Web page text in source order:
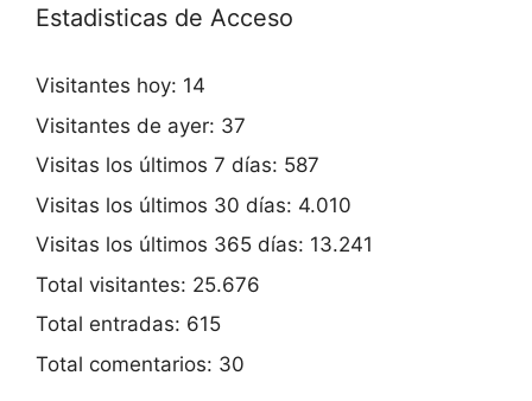
Estadisticas de Acceso
Visitantes hoy: 14
Visitantes de ayer: 37
Visitas los últimos 7 días: 587
Visitas los últimos 30 días: 4.010
Visitas los últimos 365 días: 13.241
Total visitantes: 25.676
Total entradas: 615
Total comentarios: 30